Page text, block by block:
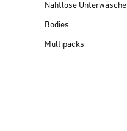
Nahtlose Unterwäsche
Bodies
Multipacks